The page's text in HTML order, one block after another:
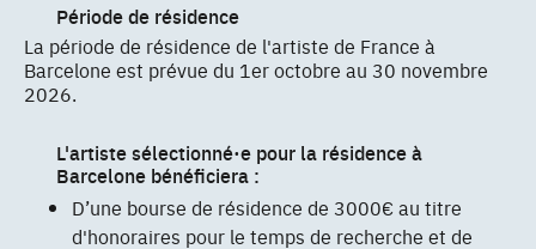
Période de résidence
La période de résidence de l'artiste de France à
Barcelone est prévue du 1er octobre au 30 novembre
2026.
L'artiste sélectionné·e pour la résidence à
Barcelone bénéficiera :
D’une bourse de résidence de 3000€ au titre
d'honoraires pour le temps de recherche et de